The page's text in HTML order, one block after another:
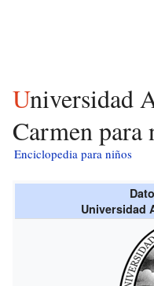
Universidad Autónoma del
Carmen para
Enciclopedia para niños
Universidad